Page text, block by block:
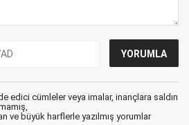
edici cümleler veya imalar, inançlara saldırı
ve büyük harflerle yazılmış yorumlar